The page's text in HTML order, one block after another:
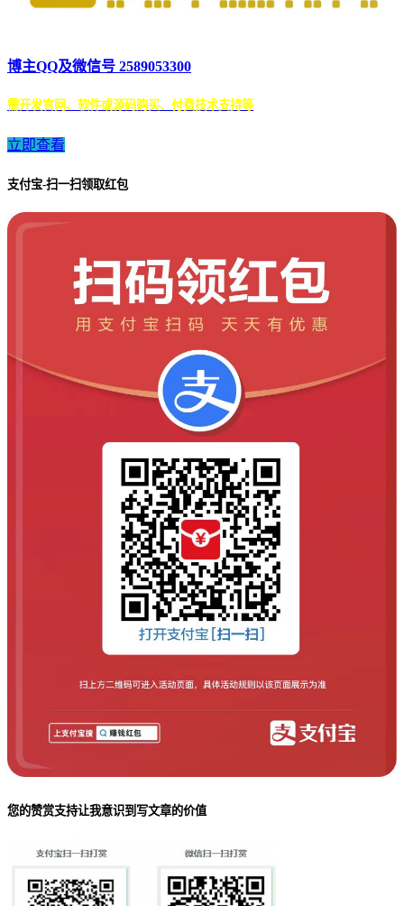
博主QQ及微信号 2589053300
需开发官网、软件或源码购买、付费技术支持等
立即查看
支付宝-扫一扫领取红包
您的赞赏支持让我意识到写文章的价值